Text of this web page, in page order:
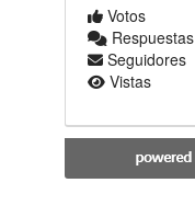
Votos
Respuestas
Seguidores
Vistas